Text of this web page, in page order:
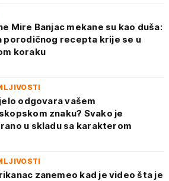
Mire Banjac mekane su kao duša:
porodičnog recepta krije se u
koraku
odgovara vašem
znaku? Svako je
u skladu sa karakterom
zanemeo kad je video šta je